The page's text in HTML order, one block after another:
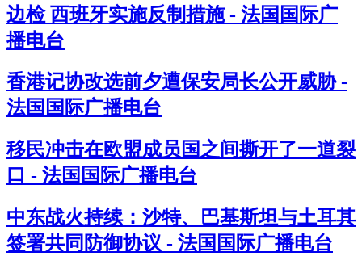
边检 西班牙实施反制措施 - 法国国际广
播电台
香港记协改选前夕遭保安局长公开威胁 -
法国国际广播电台
移民冲击在欧盟成员国之间撕开了一道裂
口 - 法国国际广播电台
中东战火持续：沙特、巴基斯坦与土耳其
签署共同防御协议 - 法国国际广播电台